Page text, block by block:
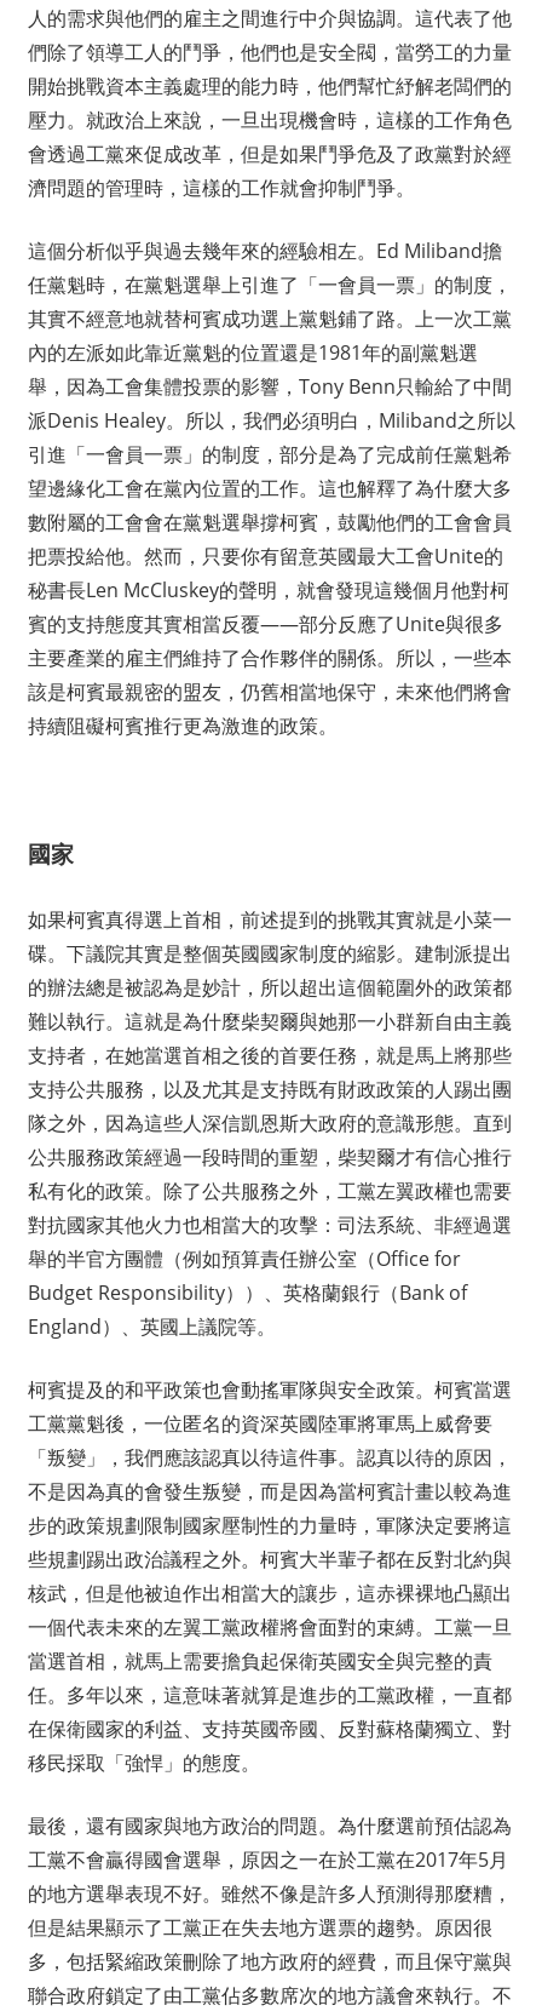
人的需求與他們的雇主之間進行中介與協調。這代表了他
們除了領導工人的鬥爭，他們也是安全閥，當勞工的力量
開始挑戰資本主義處理的能力時，他們幫忙紓解老闆們的
壓力。就政治上來說，一旦出現機會時，這樣的工作角色
會透過工黨來促成改革，但是如果鬥爭危及了政黨對於經
濟問題的管理時，這樣的工作就會抑制鬥爭。
這個分析似乎與過去幾年來的經驗相左。Ed Miliband擔
任黨魁時，在黨魁選舉上引進了「一會員一票」的制度，
其實不經意地就替柯賓成功選上黨魁鋪了路。上一次工黨
內的左派如此靠近黨魁的位置還是1981年的副黨魁選
舉，因為工會集體投票的影響，Tony Benn只輸給了中間
派Denis Healey。所以，我們必須明白，Miliband之所以
引進「一會員一票」的制度，部分是為了完成前任黨魁希
望邊緣化工會在黨內位置的工作。這也解釋了為什麼大多
數附屬的工會會在黨魁選舉撐柯賓，鼓勵他們的工會會員
把票投給他。然而，只要你有留意英國最大工會Unite的
秘書長Len McCluskey的聲明，就會發現這幾個月他對柯
賓的支持態度其實相當反覆——部分反應了Unite與很多
主要產業的雇主們維持了合作夥伴的關係。所以，一些本
該是柯賓最親密的盟友，仍舊相當地保守，未來他們將會
持續阻礙柯賓推行更為激進的政策。
國家
如果柯賓真得選上首相，前述提到的挑戰其實就是小菜一
碟。下議院其實是整個英國國家制度的縮影。建制派提出
的辦法總是被認為是妙計，所以超出這個範圍外的政策都
難以執行。這就是為什麼柴契爾與她那一小群新自由主義
支持者，在她當選首相之後的首要任務，就是馬上將那些
支持公共服務，以及尤其是支持既有財政政策的人踢出團
隊之外，因為這些人深信凱恩斯大政府的意識形態。直到
公共服務政策經過一段時間的重塑，柴契爾才有信心推行
私有化的政策。除了公共服務之外，工黨左翼政權也需要
對抗國家其他火力也相當大的攻擊：司法系統、非經過選
舉的半官方團體（例如預算責任辦公室（Office for
Budget Responsibility））、英格蘭銀行（Bank of
England）、英國上議院等。
柯賓提及的和平政策也會動搖軍隊與安全政策。柯賓當選
工黨黨魁後，一位匿名的資深英國陸軍將軍馬上威脅要
「叛變」，我們應該認真以待這件事。認真以待的原因，
不是因為真的會發生叛變，而是因為當柯賓計畫以較為進
步的政策規劃限制國家壓制性的力量時，軍隊決定要將這
些規劃踢出政治議程之外。柯賓大半輩子都在反對北約與
核武，但是他被迫作出相當大的讓步，這赤裸裸地凸顯出
一個代表未來的左翼工黨政權將會面對的束縛。工黨一旦
當選首相，就馬上需要擔負起保衛英國安全與完整的責
任。多年以來，這意味著就算是進步的工黨政權，一直都
在保衛國家的利益、支持英國帝國、反對蘇格蘭獨立、對
移民採取「強悍」的態度。
最後，還有國家與地方政治的問題。為什麼選前預估認為
工黨不會贏得國會選舉，原因之一在於工黨在2017年5月
的地方選舉表現不好。雖然不像是許多人預測得那麼糟，
但是結果顯示了工黨正在失去地方選票的趨勢。原因很
多，包括緊縮政策刪除了地方政府的經費，而且保守黨與
聯合政府鎖定了由工黨佔多數席次的地方議會來執行。不